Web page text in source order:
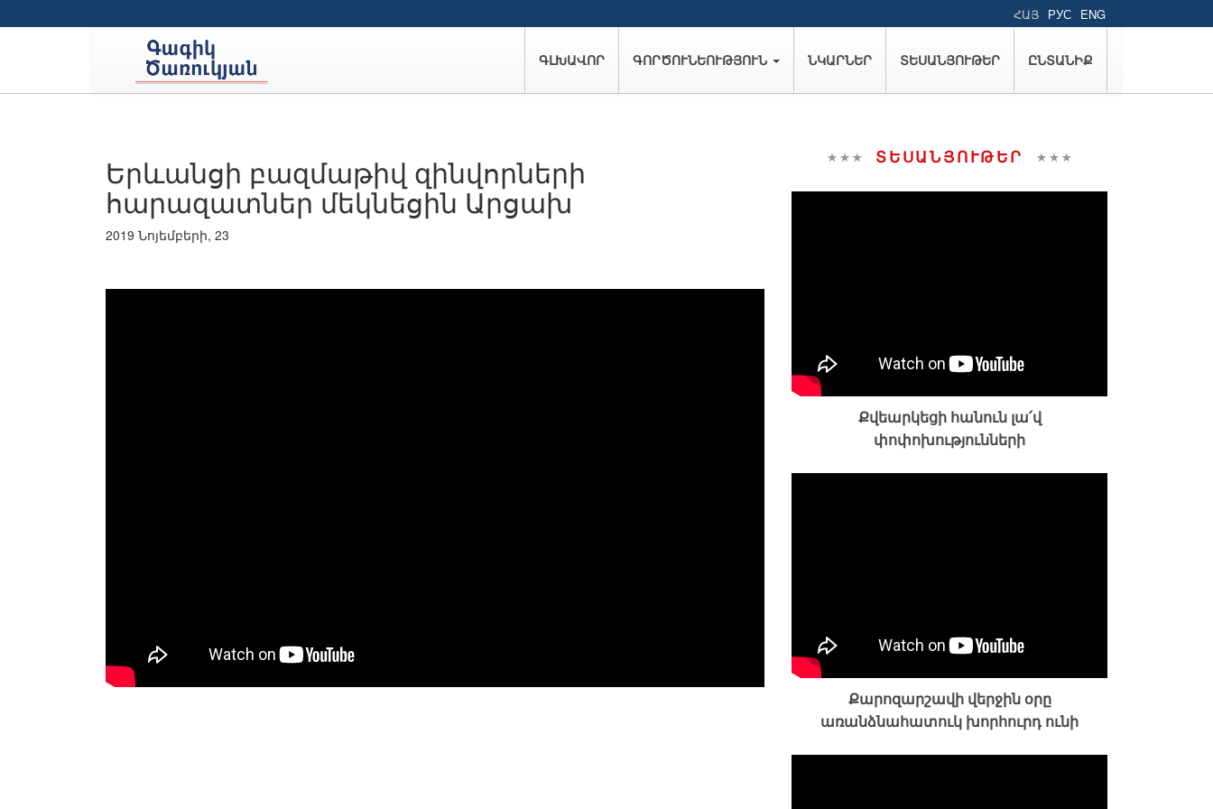
ՀԱՅ РУС ENG
ԳԼԽԱՎՈՐ ԳՈՐԾՈՒՆԵՈՒԹՅՈՒՆ ՆԿԱՐՆԵՐ ՏԵՍԱՆՅՈՒԹԵՐ ԸՆՏԱՆԻՔ
Երևանցի բազմաթիվ զինվորների
հարազատներ մեկնեցին Արցախ
2019 Նոյեմբերի, 23
ՏԵՍԱՆՅՈՒԹԵՐ
Քվեարկեցի հանուն լա՛վ
փոփոխությունների
Քարոզարշավի վերջին օրը
առանձնահատուկ խորհուրդ ունի